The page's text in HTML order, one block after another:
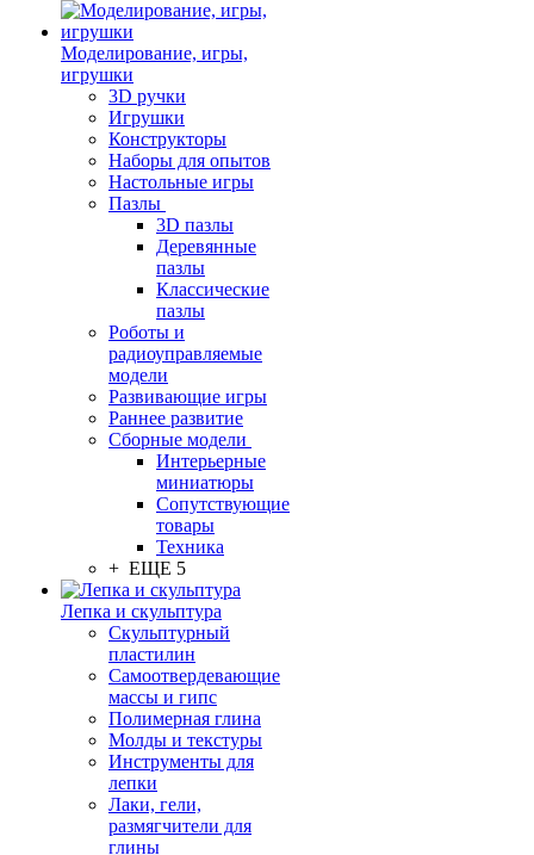
Моделирование, игры,
игрушки
3D ручки
Игрушки
Конструкторы
Наборы для опытов
Настольные игры
Пазлы
3D пазлы
Деревянные
пазлы
Классические
пазлы
Роботы и
радиоуправляемые
модели
Развивающие игры
Раннее развитие
Сборные модели
Интерьерные
миниатюры
Сопутствующие
товары
Техника
+ ЕЩЕ 5
Лепка и скульптура
Скульптурный
пластилин
Самоотвердевающие
массы и гипс
Полимерная глина
Молды и текстуры
Инструменты для
лепки
Лаки, гели,
размягчители для
глины